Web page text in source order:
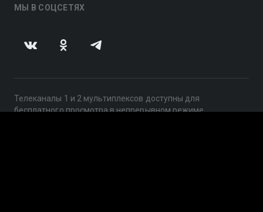
МЫ В СОЦСЕТЯХ
Телеканалы 1 и 2 мультиплексов доступны для
бесплатного просмотра в непрерывном режиме,